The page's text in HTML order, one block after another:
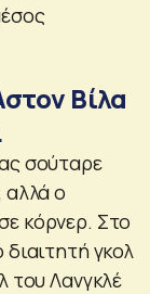
Βίλα
σούταρε
αλλά ο
κόρνερ. Στο
γκολ
του Λανγκλέ